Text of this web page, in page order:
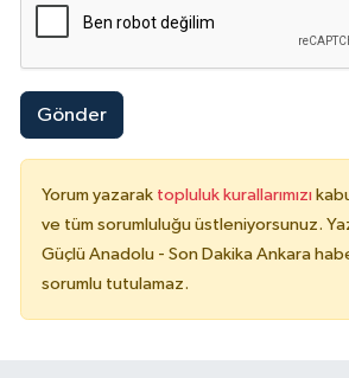
Gönder
Yorum yazarak topluluk kurallarımızı
ve tüm sorumluluğu üstleniyorsunuz.
Güçlü Anadolu - Son Dakika Ankara
sorumlu tutulamaz.